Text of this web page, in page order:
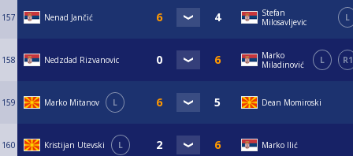
157 Nenad Jančić
Stefan
Milosavljevic
L
158 Nedzdad Rizvanovic
Marko
Miladinović
L R1
159 Marko Mitanov L Dean Momiroski
160 Kristijan Utevski L Marko Ilić